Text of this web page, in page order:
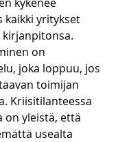
kaikki yritykset
on
joka loppuu, jos
toimijan
Kriisitilanteessa
on yleistä, että
usealta